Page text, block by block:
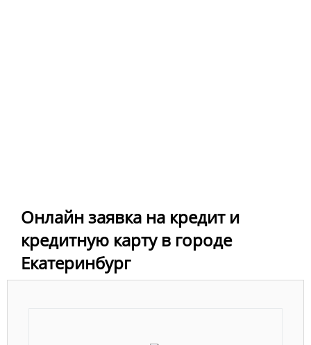
Онлайн заявка на кредит и
кредитную карту в городе
Екатеринбург